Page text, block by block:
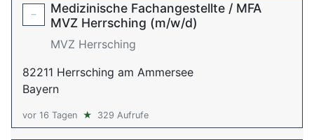
Medizinische Fachangestellte / MFA
MVZ Herrsching (m/w/d)
MVZ Herrsching
82211 Herrsching am Ammersee
Bayern
vor 16 Tagen ★ 329 Aufrufe